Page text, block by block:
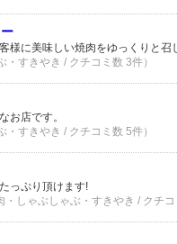
様に美味しい焼肉をゆっくりと召
・すきやき / クチコミ数 3件）
お店です。
・すきやき / クチコミ数 5件）
っぷり頂けます!
・しゃぶしゃぶ・すきやき / クチコ